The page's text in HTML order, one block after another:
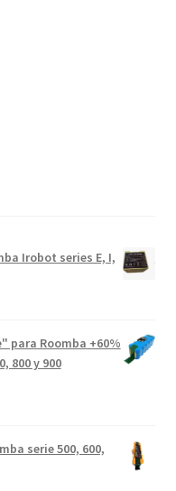
Irobot series E, I,
para Roomba +60%
800 y 900
serie 500, 600,